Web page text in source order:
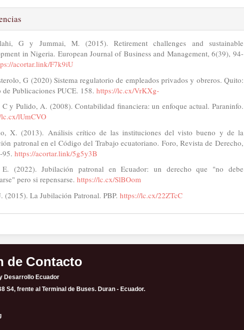
G y Jummai, M. (2015). Retirement challenges and sustainable
in Nigeria. European Journal of Business and Management, 6(39), 94-
acortar.link/F7k9iU
G (2020) Sistema regulatorio de empleados privados y obreros. Quito:
de Publicaciones PUCE. 158.https://lc.cx/VrKXg-
y Pulido, A. (2008). Contabilidad financiera: un enfoque actual. Paraninfo.
lUmCVO
X. (2013). Análisis crítico de las instituciones del visto bueno y de la
patronal en el Código del Trabajo ecuatoriano. Foro, Revista de Derecho,
95.https://acortar.link/5g5y3B
(2022). Jubilación patronal en Ecuador: un derecho que "no debe
pero si repensarse.https://lc.cx/SlBOom
(2015). La Jubilación Patronal. PBP.https://lc.cx/22ZTcC
de Contacto
Desarrollo Ecuador
S4, frente al Terminal de Buses. Duran - Ecuador.